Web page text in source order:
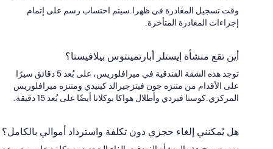
وقت تسجيل المغادرة في ظهرا.سيتم احتساب رسم على إتمام
إجراءات المغادرة المتأخرة.
أين تقع منشأة إيستلر أبارتمينتوس بيلافيستا؟
توجد هذه الشقة الفندقية في ميرافلوريس، على بُعد 5 دقائق سيرًا
على الأقدام من متنزه جون فيتزجيرالد كينيدي ومتنزه ميرافلوريس
المركزي.كوستا فيردي وأطلال هواكا بوكلانا أيضًا على بُعد 15 دقيقة.
هل يُمكنني إلغاء حجزي دون تكلفة واسترداد أموالي بالكامل؟